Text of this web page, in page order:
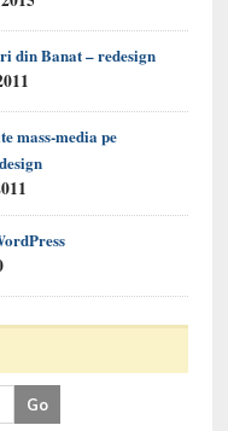
din Banat – redesign
mass-media pe